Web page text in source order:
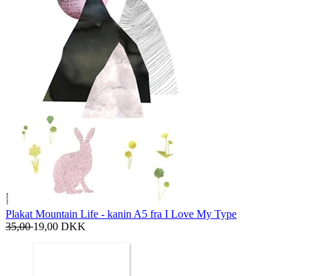
Plakat Mountain Life - kanin A5 fra I Love My Type
35,0019,00 DKK